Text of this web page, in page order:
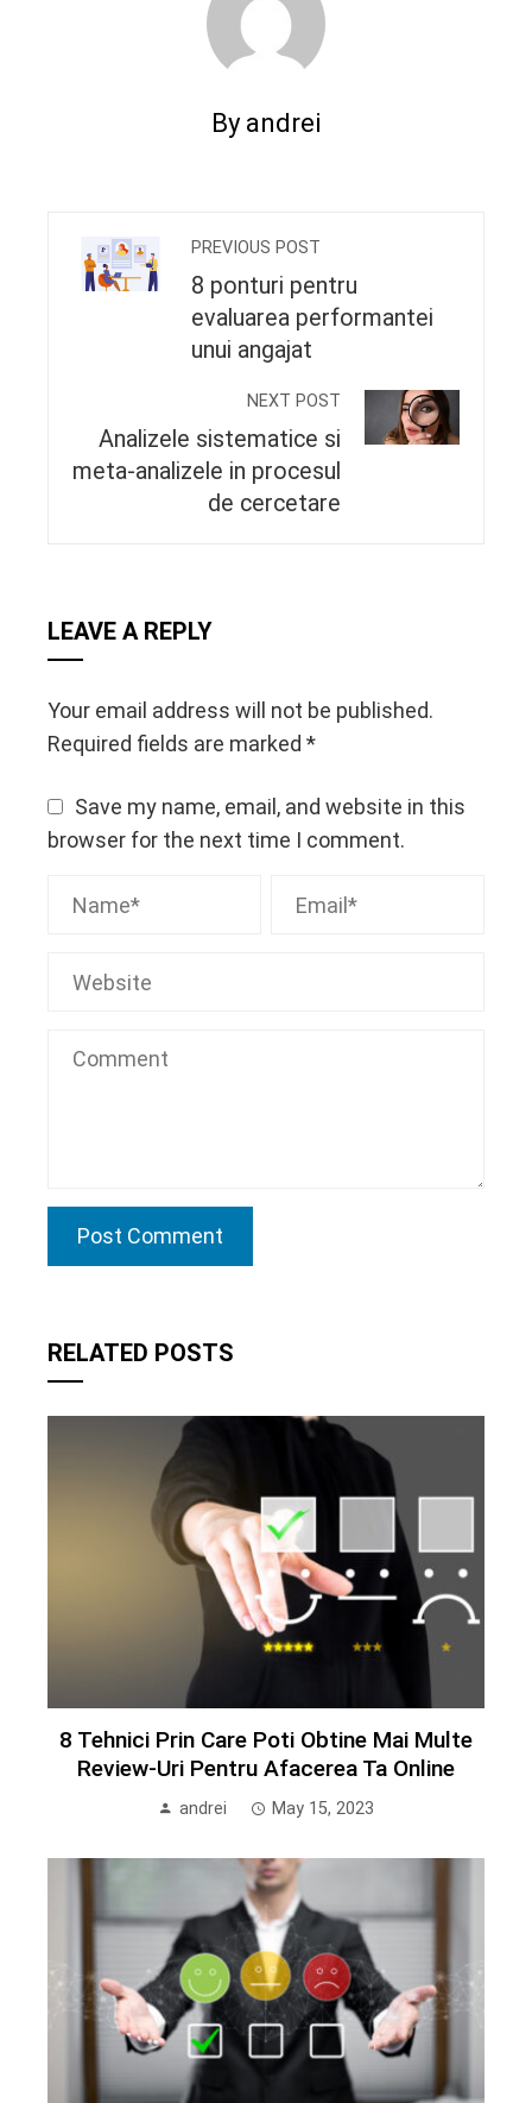
By andrei
PREVIOUS POST
8 ponturi pentru
evaluarea performantei
unui angajat
NEXT POST
Analizele sistematice si
meta-analizele in procesul
de cercetare
LEAVE A REPLY
Your email address will not be published.
Required fields are marked *
Save my name, email, and website in this
browser for the next time I comment.
RELATED POSTS
8 Tehnici Prin Care Poti Obtine Mai Multe
Review-Uri Pentru Afacerea Ta Online
andrei May 15, 2023